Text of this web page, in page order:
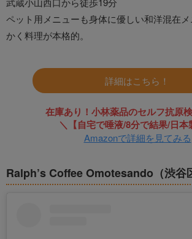
ペット用メニューも身体に優しい和洋混在
かく料理が本格的。
詳細はこちら！
在庫あり！小林薬品のセルフ抗原
＼【自宅で唾液/8分で結果/日本
Amazonで詳細を見てみる
Ralph’s Coffee Omotesando（渋谷